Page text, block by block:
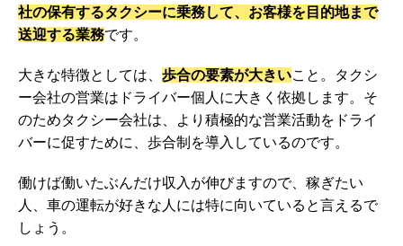
社の保有するタクシーに乗務して、お客様を目的地まで
送迎する業務です。
大きな特徴としては、 歩合の要素が大きいこと。タクシ
ー会社の営業はドライバー個人に大きく依拠します。そ
のためタクシー会社は、より積極的な営業活動をドライ
バーに促すために、歩合制を導入しているのです。
働けば働いたぶんだけ収入が伸びますので、稼ぎたい
人、車の運転が好きな人には特に向いていると言えるで
しょう。